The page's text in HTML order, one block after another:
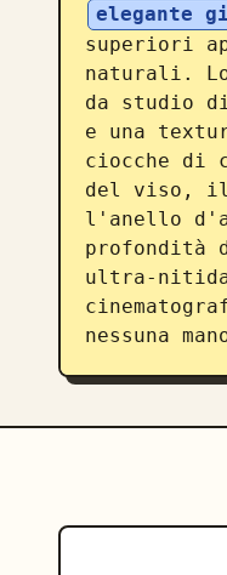
elegante
superiori
naturali.
da studio
e una
ciocche di
del viso, il
l'anello
profondità
ultra-
nessuna